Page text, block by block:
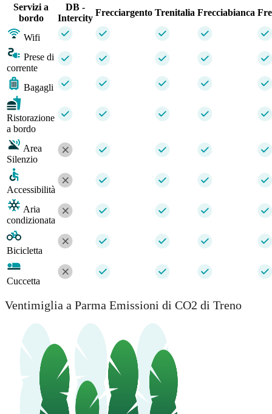
Servizi a
bordo
DB -
Intercity
Frecciargento Trenitalia Frecciabianca
Wifi
Prese di
corrente
Bagagli
Ristorazione
a bordo
Area
Silenzio
Accessibilità
Aria
condizionata
Bicicletta
Cuccetta
Ventimiglia a Parma Emissioni di CO2 di Treno